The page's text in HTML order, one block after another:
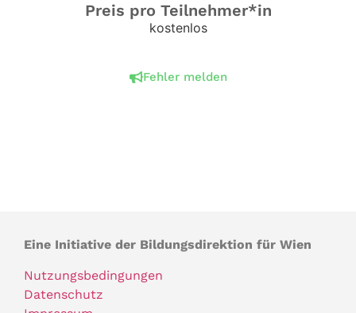
Preis pro Teilnehmer*in
kostenlos
Fehler melden
Eine Initiative der Bildungsdirektion für Wien
Nutzungsbedingungen
Datenschutz